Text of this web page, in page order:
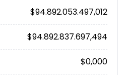
$94.892.053.497,012
$94.892.837.697,494
$0,000